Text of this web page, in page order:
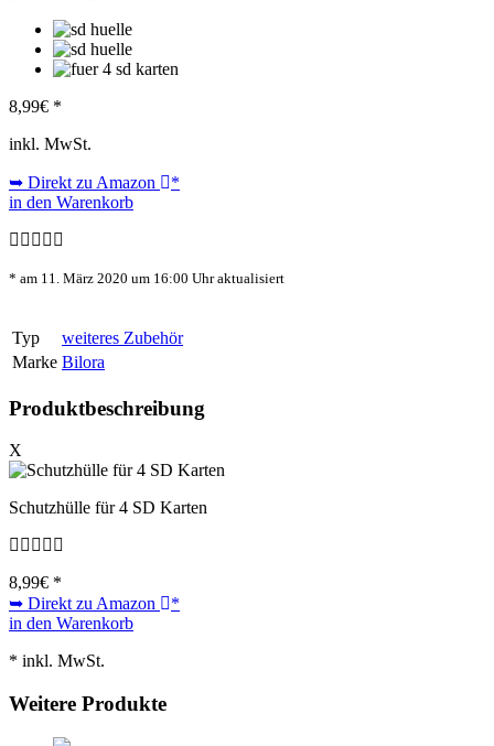
8,99€ *
inkl. MwSt.
➥ Direkt zu Amazon
*
in den Warenkorb
* am 11. März 2020 um 16:00 Uhr aktualisiert
Typ
weiteres Zubehör
Marke Bilora
Produktbeschreibung
X
Schutzhülle für 4 SD Karten
8,99€ *
➥ Direkt zu Amazon
*
in den Warenkorb
* inkl. MwSt.
Weitere Produkte